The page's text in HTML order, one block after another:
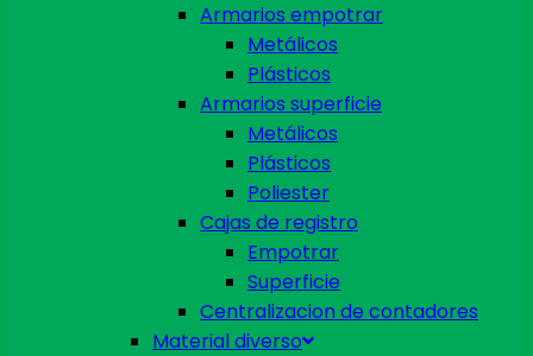
Armarios empotrar
Metálicos
Plásticos
Armarios superficie
Metálicos
Plásticos
Poliester
Cajas de registro
Empotrar
Superficie
Centralizacion de contadores
Material diverso